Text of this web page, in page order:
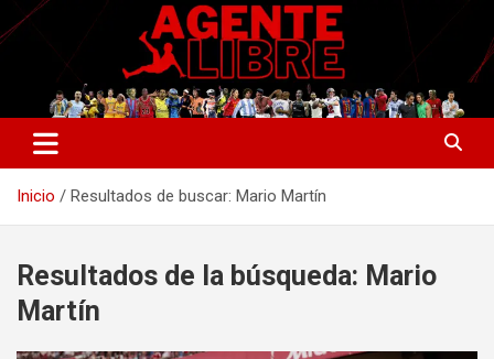
Saltar
al
Agente Libre Digital
La nueva generación del periodismo deportivo.
Inicio Resultados de buscar: Mario Martín
Resultados de la búsqueda: Mario
Martín